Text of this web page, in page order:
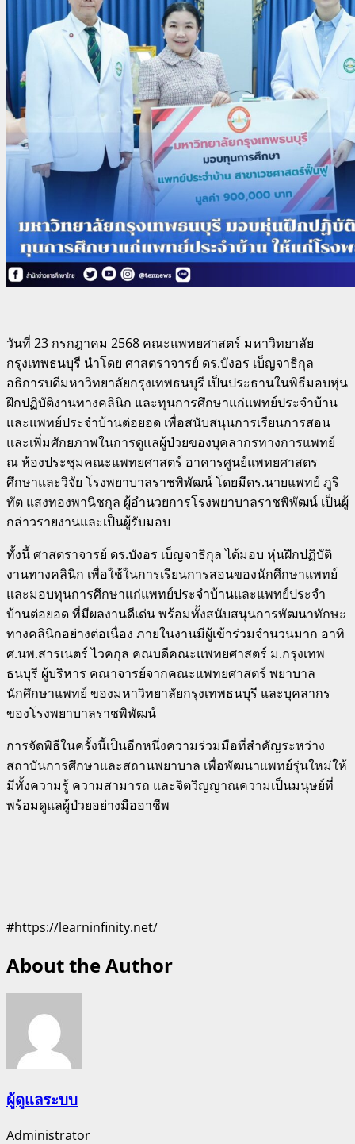
วันที่ 23 กรกฎาคม 2568 คณะแพทยศาสตร์ มหาวิทยาลัย
กรุงเทพธนบุรี นำโดย ศาสตราจารย์ ดร.บังอร เบ็ญจาธิกุล
อธิการบดีมหาวิทยาลัยกรุงเทพธนบุรี เป็นประธานในพิธีมอบหุ่น
ฝึกปฏิบัติงานทางคลินิก และทุนการศึกษาแก่แพทย์ประจำบ้าน
และแพทย์ประจำบ้านต่อยอด เพื่อสนับสนุนการเรียนการสอน
และเพิ่มศักยภาพในการดูแลผู้ป่วยของบุคลากรทางการแพทย์
ณ ห้องประชุมคณะแพทยศาสตร์ อาคารศูนย์แพทยศาสตร
ศึกษาและวิจัย โรงพยาบาลราชพิพัฒน์ โดยมีดร.นายแพทย์ ภูริ
ทัต แสงทองพานิชกุล ผู้อำนวยการโรงพยาบาลราชพิพัฒน์ เป็นผู้
กล่าวรายงานและเป็นผู้รับมอบ
ทั้งนี้ ศาสตราจารย์ ดร.บังอร เบ็ญจาธิกุล ได้มอบ หุ่นฝึกปฏิบัติ
งานทางคลินิก เพื่อใช้ในการเรียนการสอนของนักศึกษาแพทย์
และมอบทุนการศึกษาแก่แพทย์ประจำบ้านและแพทย์ประจำ
บ้านต่อยอด ที่มีผลงานดีเด่น พร้อมทั้งสนับสนุนการพัฒนาทักษะ
ทางคลินิกอย่างต่อเนื่อง ภายในงานมีผู้เข้าร่วมจำนวนมาก อาทิ
ศ.นพ.สารเนตร์ ไวคกุล คณบดีคณะแพทยศาสตร์ ม.กรุงเทพ
ธนบุรี ผู้บริหาร คณาจารย์จากคณะแพทยศาสตร์ พยาบาล
นักศึกษาแพทย์ ของมหาวิทยาลัยกรุงเทพธนบุรี และบุคลากร
ของโรงพยาบาลราชพิพัฒน์
การจัดพิธีในครั้งนี้เป็นอีกหนึ่งความร่วมมือที่สำคัญระหว่าง
สถาบันการศึกษาและสถานพยาบาล เพื่อพัฒนาแพทย์รุ่นใหม่ให้
มีทั้งความรู้ ความสามารถ และจิตวิญญาณความเป็นมนุษย์ที่
พร้อมดูแลผู้ป่วยอย่างมืออาชีพ
#https://learninfinity.net/
About the Author
ผู้ดูแลระบบ
Administrator